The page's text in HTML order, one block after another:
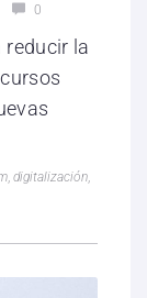
0
reducir la
digitalización